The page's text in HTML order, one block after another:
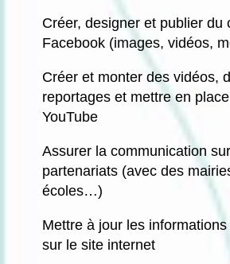
Créer, designer et publier du
Facebook (images, vidéos,
Créer et monter des vidéos,
reportages et mettre en
YouTube
Assurer la communication
partenariats (avec des
écoles…)
Mettre à jour les
sur le site internet